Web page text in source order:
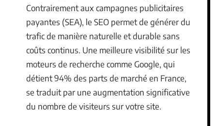
Contrairement aux campagnes publicitaires
payantes (SEA), le SEO permet de générer du
trafic de manière naturelle et durable sans
coûts continus. Une meilleure visibilité sur les
moteurs de recherche comme Google, qui
détient 94% des parts de marché en France,
se traduit par une augmentation significative
du nombre de visiteurs sur votre site.